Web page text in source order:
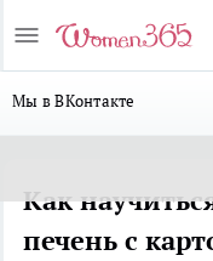
Мы в ВКонтакте
Как
печень с